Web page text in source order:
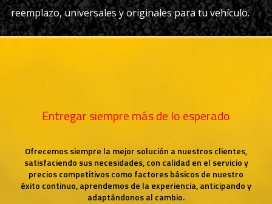
reemplazo, universales y originales para tu vehículo.
Entregar siempre más de lo esperado
Ofrecemos siempre la mejor solución a nuestros clientes,
satisfaciendo sus necesidades, con calidad en el servicio y
precios competitivos como factores básicos de nuestro
éxito continuo, aprendemos de la experiencia, anticipando y
adaptándonos al cambio.